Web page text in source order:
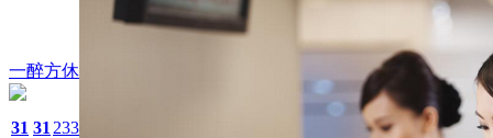
一醉方休
31 31 233